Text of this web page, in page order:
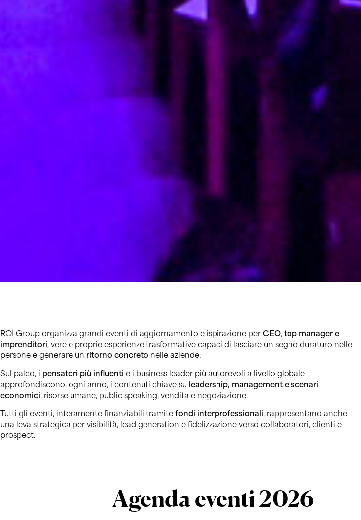
ROI Group organizza grandi eventi di aggiornamento e ispirazione perCEO,top manager e
imprenditori, vere e proprie esperienze trasformative capaci di lasciare un segno duraturo nelle
persone e generare un ritorno concreto nelle aziende.
Sul palco, i pensatori più influenti e i business leader più autorevoli a livello globale
approfondiscono, ogni anno, i contenuti chiave su leadership, management e scenari
economici, risorse umane, public speaking, vendita e negoziazione.
Tutti gli eventi, interamente finanziabili tramitefondi interprofessionali, rappresentano anche
una leva strategica per visibilità, lead generation e fidelizzazione verso collaboratori, clienti e
prospect.
Agenda eventi 2026